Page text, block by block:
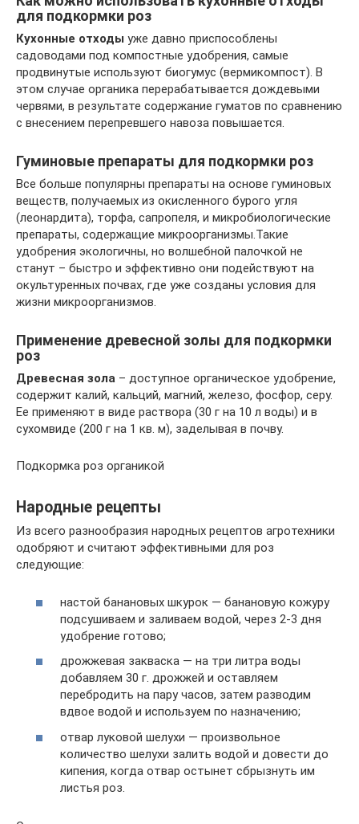
для подкормки роз
Кухонные отходы уже давно приспособлены
садоводами под компостные удобрения, самые
продвинутые используют биогумус (вермикомпост). В
этом случае органика перерабатывается дождевыми
червями, в результате содержание гуматов по сравнению
с внесением перепревшего навоза повышается.
Гуминовые препараты для подкормки роз
Все больше популярны препараты на основе гуминовых
веществ, получаемых из окисленного бурого угля
(леонардита), торфа, сапропеля, и микробиологические
препараты, содержащие микроорганизмы.Такие
удобрения экологичны, но волшебной палочкой не
станут – быстро и эффективно они подействуют на
окультуренных почвах, где уже созданы условия для
жизни микроорганизмов.
Применение древесной золы для подкормки
роз
Древесная зола – доступное органическое удобрение,
содержит калий, кальций, магний, железо, фосфор, серу.
Ее применяют в виде раствора (30 г на 10 л воды) и в
сухомвиде (200 г на 1 кв. м), заделывая в почву.
Подкормка роз органикой
Народные рецепты
Из всего разнообразия народных рецептов агротехники
одобряют и считают эффективными для роз
следующие:
настой банановых шкурок — банановую кожуру
подсушиваем и заливаем водой, через 2-3 дня
удобрение готово;
дрожжевая закваска — на три литра воды
добавляем 30 г. дрожжей и оставляем
перебродить на пару часов, затем разводим
вдвое водой и используем по назначению;
отвар луковой шелухи — произвольное
количество шелухи залить водой и довести до
кипения, когда отвар остынет сбрызнуть им
листья роз.